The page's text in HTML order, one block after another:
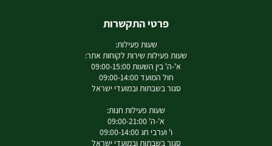
פרטי התקשרות
שעות פעילות:
שעות פעילות שירות לקוחות אתר:
א'-ה' בין השעות 09:00-15:00
חול המועד 09:00-14:00
סגור בשבתות ובמועדי ישראל
שעות פעילות חנות:
א'-ה' 09:00-21:00
ו' וערבי חג 09:00-14:00
סגור בשבתות ובמועדי ישראל